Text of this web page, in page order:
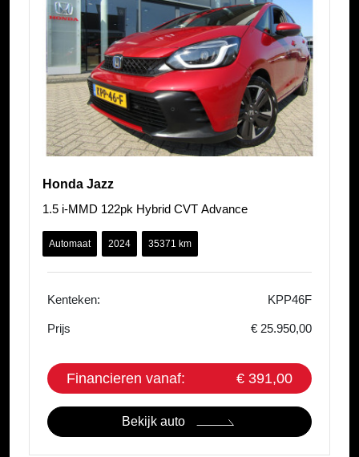
Honda Jazz
1.5 i-MMD 122pk Hybrid CVT Advance
Automaat 2024 35371 km
Kenteken: KPP46F
Prijs € 25.950,00
Financieren vanaf: € 391,00
Bekijk auto